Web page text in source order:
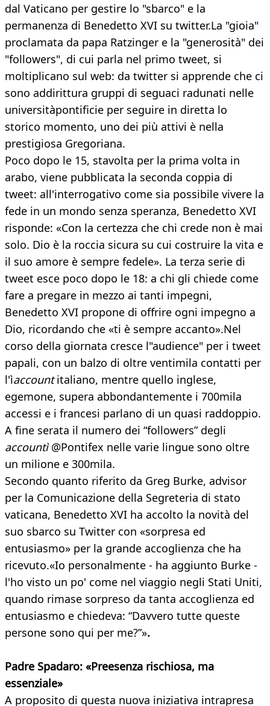
dal Vaticano per gestire lo "sbarco" e la
permanenza di Benedetto XVI su twitter.La "gioia"
proclamata da papa Ratzinger e la "generosità" dei
"followers", di cui parla nel primo tweet, si
moltiplicano sul web: da twitter si apprende che ci
sono addirittura gruppi di seguaci radunati nelle
universitàpontificie per seguire in diretta lo
storico momento, uno dei più attivi è nella
prestigiosa Gregoriana.
Poco dopo le 15, stavolta per la prima volta in
arabo, viene pubblicata la seconda coppia di
tweet: all'interrogativo come sia possibile vivere la
fede in un mondo senza speranza, Benedetto XVI
risponde: «Con la certezza che chi crede non è mai
solo. Dio è la roccia sicura su cui costruire la vita e
il suo amore è sempre fedele». La terza serie di
tweet esce poco dopo le 18: a chi gli chiede come
fare a pregare in mezzo ai tanti impegni,
Benedetto XVI propone di offrire ogni impegno a
Dio, ricordando che «ti è sempre accanto».Nel
corso della giornata cresce l"audience" per i tweet
papali, con un balzo di oltre ventimila contatti per
l'ìaccountitaliano, mentre quello inglese,
egemone, supera abbondantemente i 700mila
accessi e i francesi parlano di un quasi raddoppio.
A fine serata il numero dei “followers” degli
accountì@Pontifex nelle varie lingue sono oltre
un milione e 300mila.
Secondo quanto riferito da Greg Burke, advisor
per la Comunicazione della Segreteria di stato
vaticana, Benedetto XVI ha accolto la novità del
suo sbarco su Twitter con «sorpresa ed
entusiasmo» per la grande accoglienza che ha
ricevuto.«Io personalmente - ha aggiunto Burke -
l'ho visto un po' come nel viaggio negli Stati Uniti,
quando rimase sorpreso da tanta accoglienza ed
entusiasmo e chiedeva: “Davvero tutte queste
persone sono qui per me?”».
Padre Spadaro: «Preesenza rischiosa, ma
essenziale»
A proposito di questa nuova iniziativa intrapresa